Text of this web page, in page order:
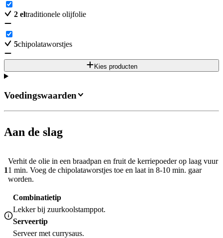
2 eltraditionele olijfolie
5chipolataworstjes
Kies producten
Aan de slag
1
Verhit de olie in een braadpan en fruit de kerriepoeder op laag vuur
1 min. Voeg de chipolataworstjes toe en laat in 8-10 min. gaar
worden.
Combinatietip
Lekker bij zuurkoolstamppot.
Serveertip
Serveer met currysaus.
Voedingswaarden